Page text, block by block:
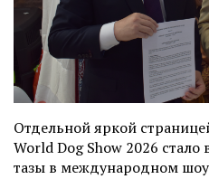
Отдельной яркой
World Dog Show 2026 стало
тазы в международном шоу